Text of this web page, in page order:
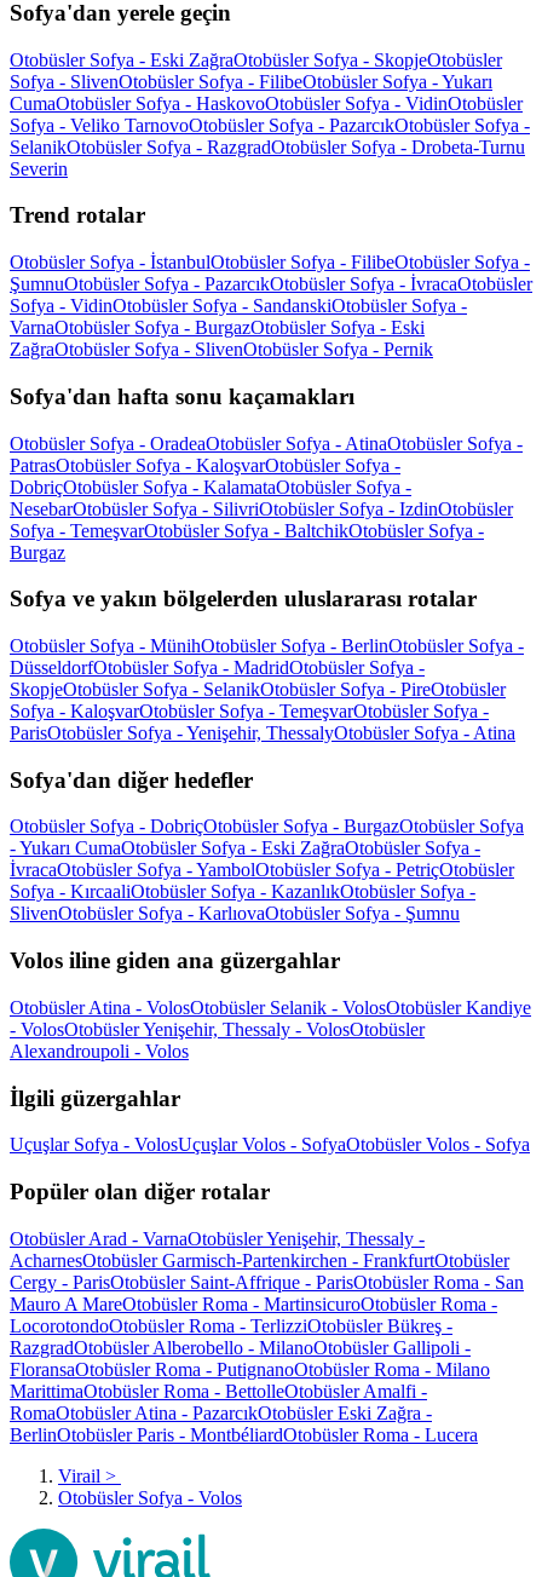
Sofya'dan yerele geçin
Otobüsler Sofya - Eski ZağraOtobüsler Sofya - SkopjeOtobüsler
Sofya - SlivenOtobüsler Sofya - FilibeOtobüsler Sofya - Yukarı
CumaOtobüsler Sofya - HaskovoOtobüsler Sofya - VidinOtobüsler
Sofya - Veliko TarnovoOtobüsler Sofya - PazarcıkOtobüsler Sofya -
SelanikOtobüsler Sofya - RazgradOtobüsler Sofya - Drobeta-Turnu
Severin
Trend rotalar
Otobüsler Sofya - İstanbulOtobüsler Sofya - FilibeOtobüsler Sofya -
ŞumnuOtobüsler Sofya - PazarcıkOtobüsler Sofya - İvracaOtobüsler
Sofya - VidinOtobüsler Sofya - SandanskiOtobüsler Sofya -
VarnaOtobüsler Sofya - BurgazOtobüsler Sofya - Eski
ZağraOtobüsler Sofya - SlivenOtobüsler Sofya - Pernik
Sofya'dan hafta sonu kaçamakları
Otobüsler Sofya - OradeaOtobüsler Sofya - AtinaOtobüsler Sofya -
PatrasOtobüsler Sofya - KaloşvarOtobüsler Sofya -
DobriçOtobüsler Sofya - KalamataOtobüsler Sofya -
NesebarOtobüsler Sofya - SilivriOtobüsler Sofya - IzdinOtobüsler
Sofya - TemeşvarOtobüsler Sofya - BaltchikOtobüsler Sofya -
Burgaz
Sofya ve yakın bölgelerden uluslararası rotalar
Otobüsler Sofya - MünihOtobüsler Sofya - BerlinOtobüsler Sofya -
DüsseldorfOtobüsler Sofya - MadridOtobüsler Sofya -
SkopjeOtobüsler Sofya - SelanikOtobüsler Sofya - PireOtobüsler
Sofya - KaloşvarOtobüsler Sofya - TemeşvarOtobüsler Sofya -
ParisOtobüsler Sofya - Yenişehir, ThessalyOtobüsler Sofya - Atina
Sofya'dan diğer hedefler
Otobüsler Sofya - DobriçOtobüsler Sofya - BurgazOtobüsler Sofya
- Yukarı CumaOtobüsler Sofya - Eski ZağraOtobüsler Sofya -
İvracaOtobüsler Sofya - YambolOtobüsler Sofya - PetriçOtobüsler
Sofya - KırcaaliOtobüsler Sofya - KazanlıkOtobüsler Sofya -
SlivenOtobüsler Sofya - KarlıovaOtobüsler Sofya - Şumnu
Volos iline giden ana güzergahlar
Otobüsler Atina - VolosOtobüsler Selanik - VolosOtobüsler Kandiye
- VolosOtobüsler Yenişehir, Thessaly - VolosOtobüsler
Alexandroupoli - Volos
İlgili güzergahlar
Uçuşlar Sofya - VolosUçuşlar Volos - SofyaOtobüsler Volos - Sofya
Popüler olan diğer rotalar
Otobüsler Arad - VarnaOtobüsler Yenişehir, Thessaly -
AcharnesOtobüsler Garmisch-Partenkirchen - FrankfurtOtobüsler
Cergy - ParisOtobüsler Saint-Affrique - ParisOtobüsler Roma - San
Mauro A MareOtobüsler Roma - MartinsicuroOtobüsler Roma -
LocorotondoOtobüsler Roma - TerlizziOtobüsler Bükreş -
RazgradOtobüsler Alberobello - MilanoOtobüsler Gallipoli -
FloransaOtobüsler Roma - PutignanoOtobüsler Roma - Milano
MarittimaOtobüsler Roma - BettolleOtobüsler Amalfi -
RomaOtobüsler Atina - PazarcıkOtobüsler Eski Zağra -
BerlinOtobüsler Paris - MontbéliardOtobüsler Roma - Lucera
Virail >
Otobüsler Sofya - Volos